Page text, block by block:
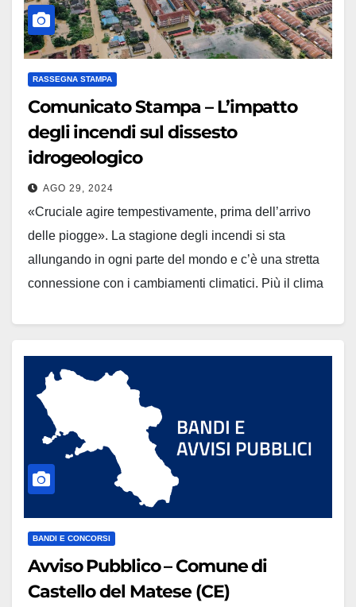
RASSEGNA STAMPA
Comunicato Stampa – L’impatto
degli incendi sul dissesto
idrogeologico
AGO 29, 2024
«Cruciale agire tempestivamente, prima dell’arrivo
delle piogge». La stagione degli incendi si sta
allungando in ogni parte del mondo e c’è una stretta
connessione con i cambiamenti climatici. Più il clima
difficili da…
BANDI E CONCORSI
Avviso Pubblico – Comune di
Castello del Matese (CE)